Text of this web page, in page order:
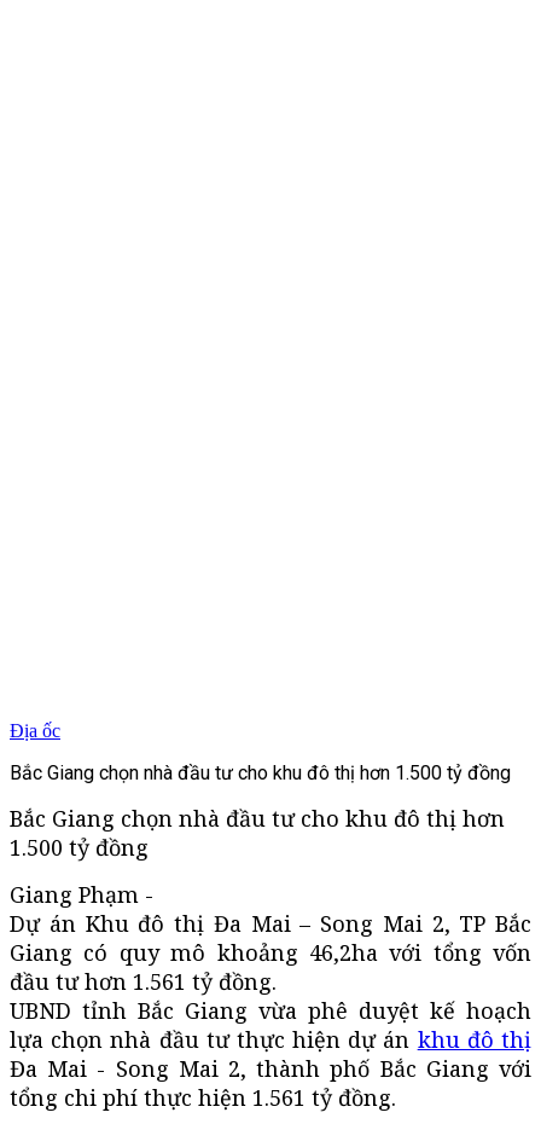
Địa ốc
Bắc Giang chọn nhà đầu tư cho khu đô thị hơn 1.500 tỷ đồng
Bắc Giang chọn nhà đầu tư cho khu đô thị hơn
1.500 tỷ đồng
Giang Phạm -
Dự án Khu đô thị Đa Mai – Song Mai 2, TP Bắc
Giang có quy mô khoảng 46,2ha với tổng vốn
đầu tư hơn 1.561 tỷ đồng.
UBND tỉnh Bắc Giang vừa phê duyệt kế hoạch
lựa chọn nhà đầu tư thực hiện dự án khu đô thị
Đa Mai - Song Mai 2, thành phố Bắc Giang với
tổng chi phí thực hiện 1.561 tỷ đồng.